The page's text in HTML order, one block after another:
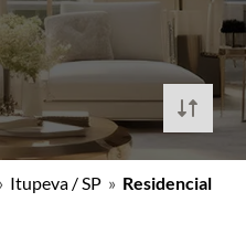
Itupeva / SP » Residencial